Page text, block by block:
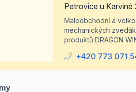
Petrovice u Karviné
Maloobchodní a
mechanických
produktů DRAGON
+420 773 071